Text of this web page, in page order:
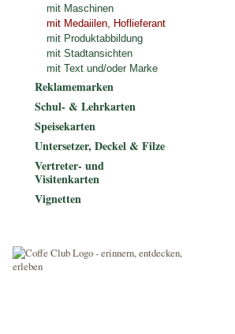
mit Maschinen
mit Medaiilen, Hoflieferant
mit Produktabbildung
mit Stadtansichten
mit Text und/oder Marke
Reklamemarken
Schul- & Lehrkarten
Speisekarten
Untersetzer, Deckel & Filze
Vertreter- und
Visitenkarten
Vignetten